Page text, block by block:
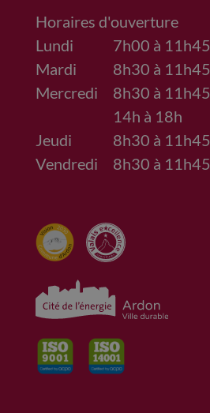
Horaires d'ouverture
Lundi
7h00 à 11h45
Mardi
8h30 à 11h45
Mercredi
8h30 à 11h45
14h à 18h
Jeudi
8h30 à 11h45
Vendredi
8h30 à 11h45